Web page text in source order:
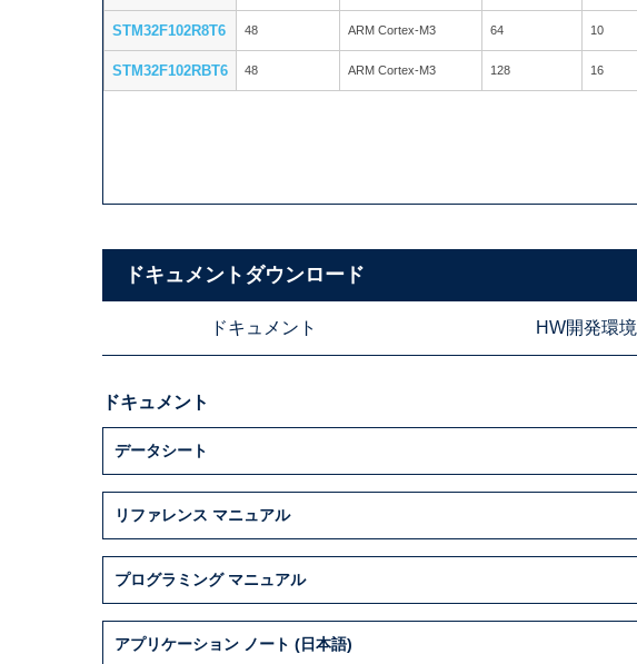
STM32F102R8T6 48 ARM Cortex-M3 64 10
STM32F102RBT6 48 ARM Cortex-M3 128 16
ドキュメントダウンロード
ドキュメント HW開発環境
ドキュメント
データシート
リファレンス マニュアル
プログラミング マニュアル
アプリケーション ノート (日本語)